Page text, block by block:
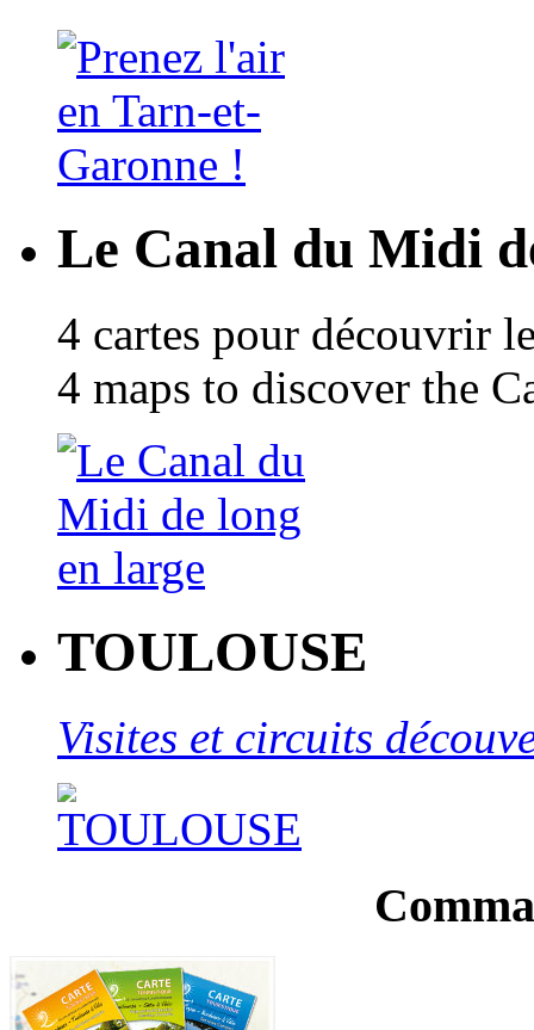
Le Canal du Midi
4 cartes pour découvrir
4 maps to discover the
TOULOUSE
Visites et circuits